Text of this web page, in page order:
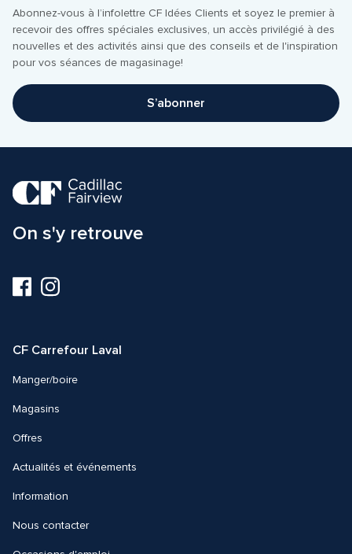
Abonnez-vous à l’infolettre CF Idées Clients et soyez le premier à
recevoir des offres spéciales exclusives, un accès privilégié à des
nouvelles et des activités ainsi que des conseils et de l'inspiration
pour vos séances de magasinage!
S’abonner
On s'y retrouve
Visitez-
nous
Visitez-
nous
CF Carrefour Laval
Manger/boire
Magasins
Offres
Actualités et événements
Information
Nous contacter